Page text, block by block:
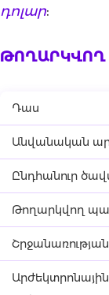
դոլար:
ԹՈՂԱՐԿՎՈՂ
Դաս
Անվանական
Ընդհանուր
Թողարկվող